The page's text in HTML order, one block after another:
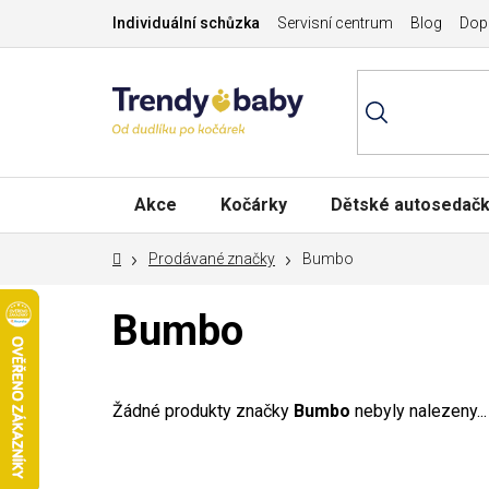
Individuální schůzka Servisní centrum Blog
Akce Kočárky Dětské
DomůProdávané značky Bumbo
Bumbo
Žádné produkty značky Bumbo nebyly nalezeny...